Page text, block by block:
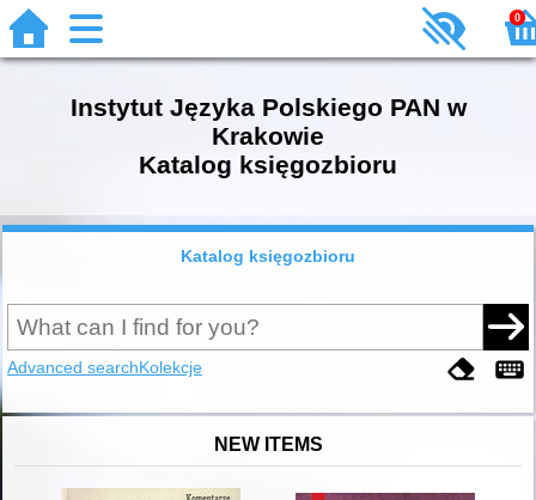
0
Instytut Języka Polskiego PAN w
Krakowie
Katalog księgozbioru
Katalog księgozbioru
Advanced searchKolekcje
NEW ITEMS